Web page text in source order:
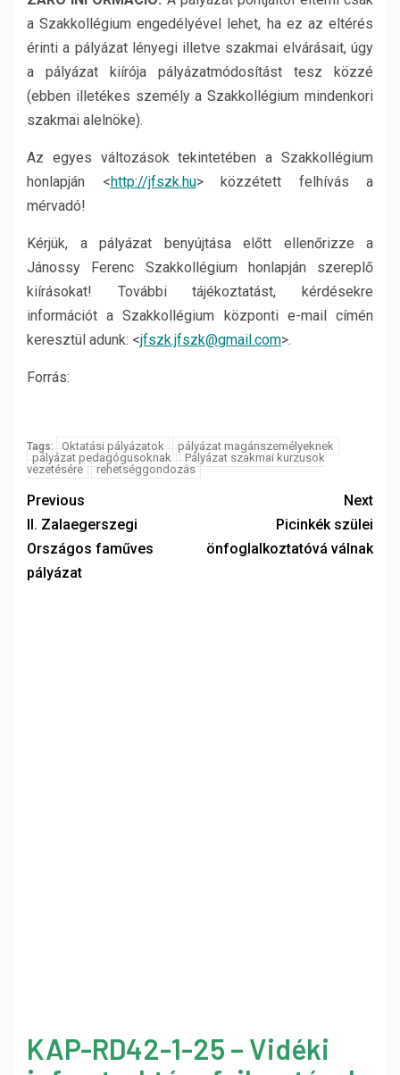
a Szakkollégium engedélyével lehet, ha ez az eltérés
érinti a pályázat lényegi illetve szakmai elvárásait, úgy
a pályázat kiírója pályázatmódosítást tesz közzé
(ebben illetékes személy a Szakkollégium mindenkori
szakmai alelnöke).
Az egyes változások tekintetében a Szakkollégium
honlapján <http://jfszk.hu> közzétett felhívás a
mérvadó!
Kérjük, a pályázat benyújtása előtt ellenőrizze a
Jánossy Ferenc Szakkollégium honlapján szereplő
kiírásokat! További tájékoztatást, kérdésekre
információt a Szakkollégium központi e-mail címén
keresztül adunk: <jfszk.jfszk@gmail.com>.
Forrás:
Tags: Oktatási pályázatok
pályázat magánszemélyeknek
pályázat pedagógusoknak
Pályázat szakmai kurzusok
vezetésére
rehetséggondozás
Previous
II. Zalaegerszegi
Országos faműves
pályázat
Next
Picinkék szülei
önfoglalkoztatóvá válnak
KAP-RD42-1-25 – Vidéki